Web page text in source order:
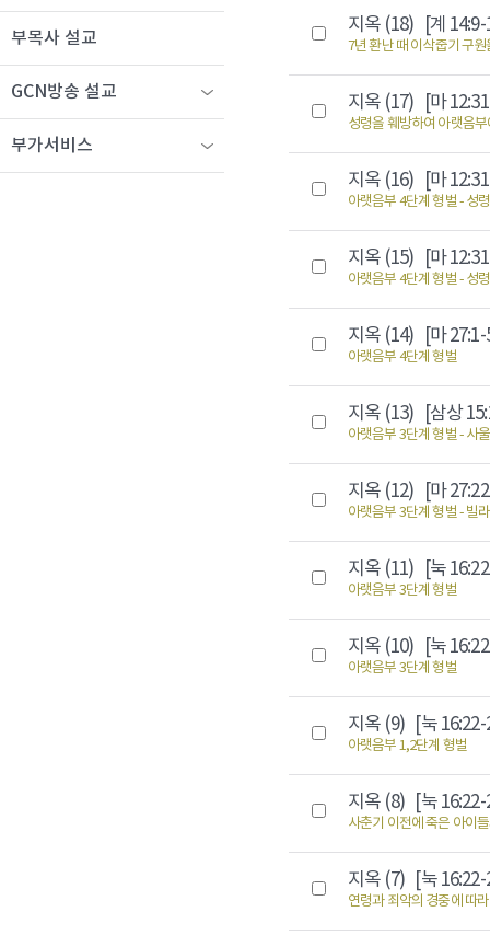
지옥 (18) [계
7년 환난 때 이삭줍기 구
지옥 (17) [마
성령을 훼방하여 아랫음
지옥 (16) [마
아랫음부 4단계 형벌 - 성
지옥 (15) [마
아랫음부 4단계 형벌 - 성
지옥 (14) [마
아랫음부 4단계 형벌
지옥 (13) [삼상
아랫음부 3단계 형벌 - 사
지옥 (12) [마
아랫음부 3단계 형벌 - 빌
지옥 (11) [눅
아랫음부 3단계 형벌
지옥 (10) [눅
아랫음부 3단계 형벌
지옥 (9) [눅
아랫음부 1,2단계 형벌
지옥 (8) [눅
사춘기 이전에 죽은 아이
지옥 (7) [눅
연령과 죄악의 경중에 따
부목사 설교
GCN방송 설교
부가서비스